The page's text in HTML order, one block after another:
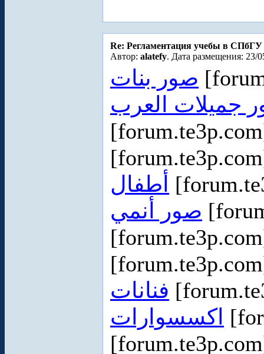
Re: Регламентация учебы в СПбГУ
Автор: alatefy. Дата размещения: 23/
صور بنات
جميلات العرب
أطفال
صور أنمي
فنانات
اكسسوارات